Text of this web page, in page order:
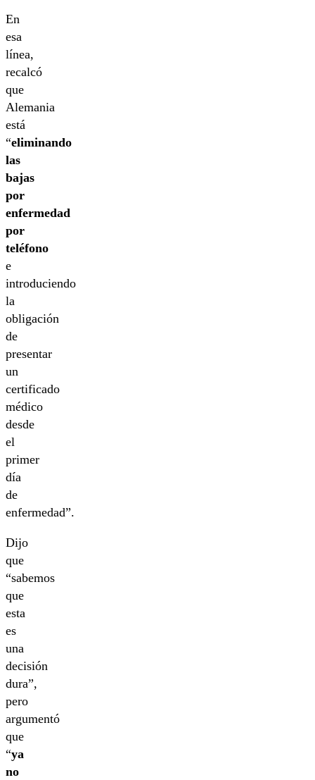
En
esa
línea,
recalcó
que
Alemania
está
“eliminando
las
bajas
por
enfermedad
por
teléfono
e
introduciendo
la
obligación
de
presentar
un
certificado
médico
desde
el
primer
día
de
enfermedad”.
Dijo
que
“sabemos
que
esta
es
una
decisión
dura”,
pero
argumentó
que
“ya
no